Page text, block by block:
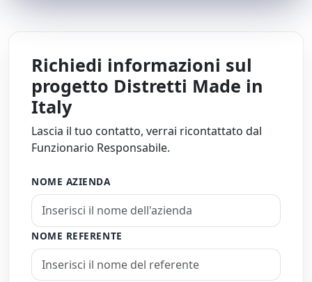
Richiedi informazioni sul
progetto Distretti Made in
Italy
Lascia il tuo contatto, verrai ricontattato dal
Funzionario Responsabile.
NOME AZIENDA
NOME REFERENTE